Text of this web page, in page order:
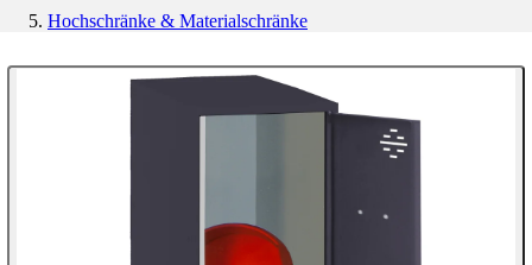
Hochschränke & Materialschränke